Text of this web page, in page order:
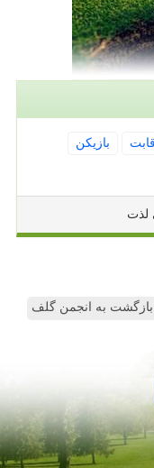
بازیكن
لذت
بازگشت به انجمن گلف